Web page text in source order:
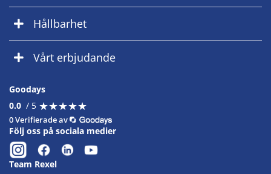
Hållbarhet
Vårt erbjudande
Goodays
0.0 / 5 ★★★★★
★★★★★
0 Verifierade av
Följ oss på sociala medier
Team Rexel